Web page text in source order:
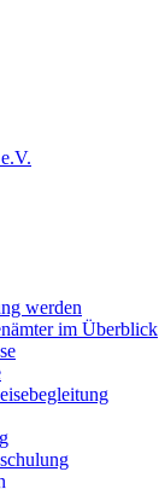
werden
im Überblick